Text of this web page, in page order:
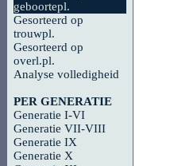
geboortepl.
Gesorteerd op
trouwpl.
Gesorteerd op
overl.pl.
Analyse volledigheid
PER GENERATIE
Generatie I-VI
Generatie VII-VIII
Generatie IX
Generatie X